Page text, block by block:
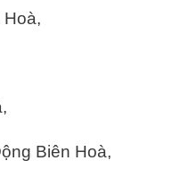
Biên Hoà,